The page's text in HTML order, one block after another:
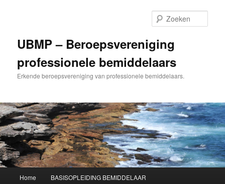
inhoudUBMP – Beroepsvereniging
professionele bemiddelaars
Erkende beroepsvereniging van professionele bemiddelaars.
Home BASISOPLEIDING BEMIDDELAAR